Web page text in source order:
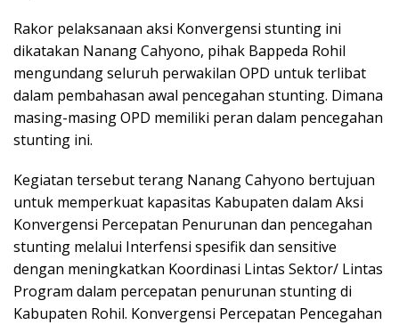
Rakor pelaksanaan aksi Konvergensi stunting ini
dikatakan Nanang Cahyono, pihak Bappeda Rohil
mengundang seluruh perwakilan OPD untuk terlibat
dalam pembahasan awal pencegahan stunting. Dimana
masing-masing OPD memiliki peran dalam pencegahan
stunting ini.
Kegiatan tersebut terang Nanang Cahyono bertujuan
untuk memperkuat kapasitas Kabupaten dalam Aksi
Konvergensi Percepatan Penurunan dan pencegahan
stunting melalui Interfensi spesifik dan sensitive
dengan meningkatkan Koordinasi Lintas Sektor/ Lintas
Program dalam percepatan penurunan stunting di
Kabupaten Rohil. Konvergensi Percepatan Pencegahan